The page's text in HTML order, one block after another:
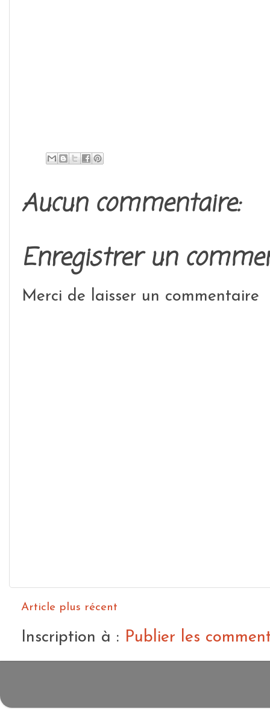
Aucun commentaire:
Enregistrer un
Merci de laisser un commentaire
Article plus récent
Inscription à : Publier les